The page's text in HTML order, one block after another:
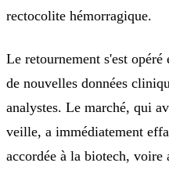
rectocolite hémorragique.
Le retournement s'est opéré
de nouvelles données
analystes. Le marché, qui
veille, a immédiatement
accordée à la biotech,